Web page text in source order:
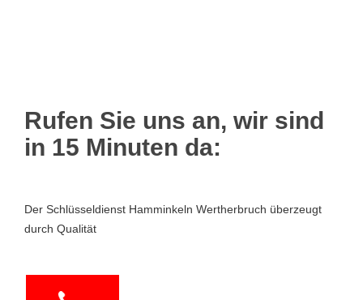
Rufen Sie uns an, wir sind
in 15 Minuten da:
Der Schlüsseldienst Hamminkeln Wertherbruch überzeugt
durch Qualität